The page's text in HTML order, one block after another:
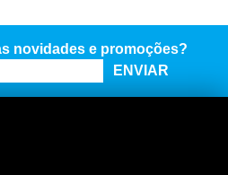
novidades e promoções?